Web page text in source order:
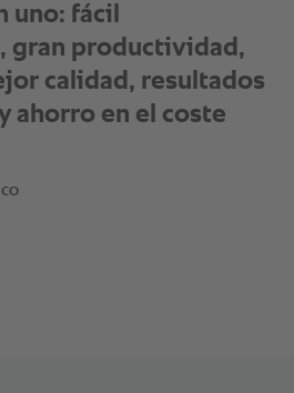
nuestros requisitos
proporcionó una
a Nando’s.
de cocina para
y personalizaron
operativos usando